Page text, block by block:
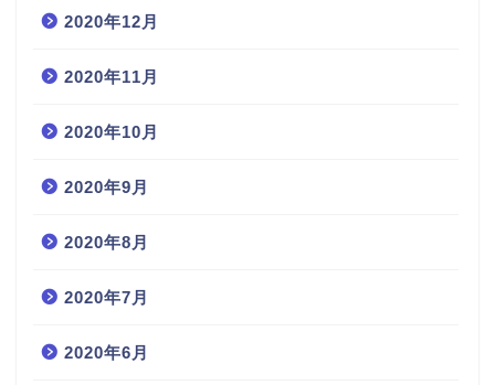
2020年12月
2020年11月
2020年10月
2020年9月
2020年8月
2020年7月
2020年6月